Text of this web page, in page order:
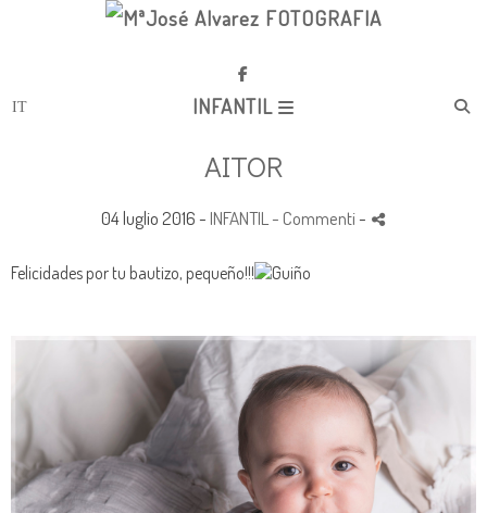
INFANTIL
AITOR
04 luglio 2016 - INFANTIL - Commenti-
Felicidades por tu bautizo, pequeño!!!